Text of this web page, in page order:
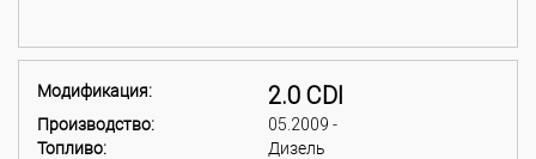
Модификация: 2.0 CDI
Производство:
05.2009 -
Топливо:
Дизель